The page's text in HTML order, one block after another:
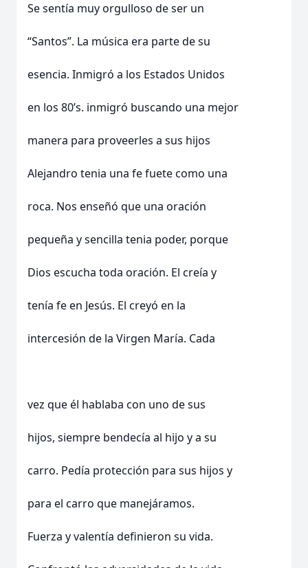
Se sentía muy orgulloso de ser un
“Santos”. La música era parte de su
esencia. Inmigró a los Estados Unidos
en los 80’s. inmigró buscando una mejor
manera para proveerles a sus hijos
Alejandro tenia una fe fuete como una
roca. Nos enseñó que una oración
pequeña y sencilla tenia poder, porque
Dios escucha toda oración. El creía y
tenía fe en Jesús. El creyó en la
intercesión de la Virgen María. Cada
vez que él hablaba con uno de sus
hijos, siempre bendecía al hijo y a su
carro. Pedía protección para sus hijos y
para el carro que manejáramos.
Fuerza y valentía definieron su vida.